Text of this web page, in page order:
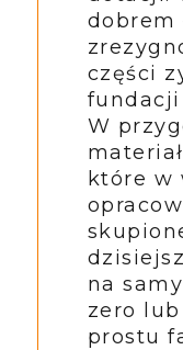
dobrem
części
W
które w
na
zero
prostu